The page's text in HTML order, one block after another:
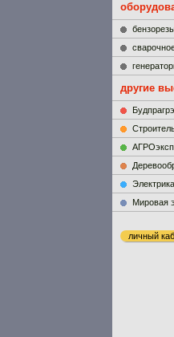
другие
Электрика
Мировая
личный